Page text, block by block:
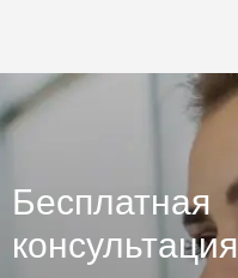
Бесплатная
консультация